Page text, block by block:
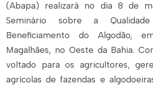
(Abapa) realizará no dia 8 de
Seminário sobre a
Beneficiamento do Algodão,
Magalhães, no Oeste da Bahia.
voltado para os agricultores,
agrícolas de fazendas e